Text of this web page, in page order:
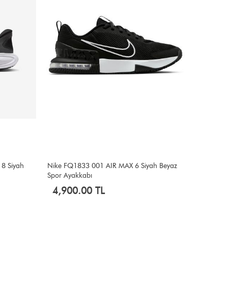
Siyah
Nike FQ1833 001 AIR MAX 6 Siyah Beyaz
Spor Ayakkabı
4,900.00 TL